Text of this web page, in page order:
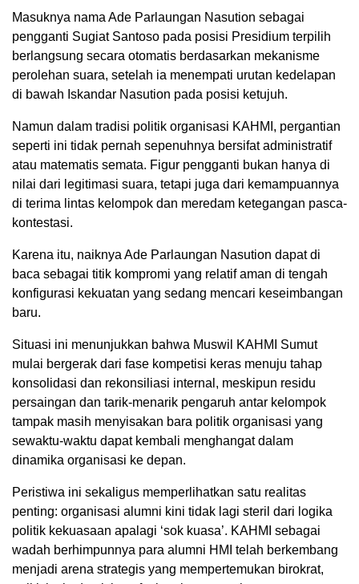
Masuknya nama Ade Parlaungan Nasution sebagai
pengganti Sugiat Santoso pada posisi Presidium terpilih
berlangsung secara otomatis berdasarkan mekanisme
perolehan suara, setelah ia menempati urutan kedelapan
di bawah Iskandar Nasution pada posisi ketujuh.
Namun dalam tradisi politik organisasi KAHMI, pergantian
seperti ini tidak pernah sepenuhnya bersifat administratif
atau matematis semata. Figur pengganti bukan hanya di
nilai dari legitimasi suara, tetapi juga dari kemampuannya
di terima lintas kelompok dan meredam ketegangan pasca-
kontestasi.
Karena itu, naiknya Ade Parlaungan Nasution dapat di
baca sebagai titik kompromi yang relatif aman di tengah
konfigurasi kekuatan yang sedang mencari keseimbangan
baru.
Situasi ini menunjukkan bahwa Muswil KAHMI Sumut
mulai bergerak dari fase kompetisi keras menuju tahap
konsolidasi dan rekonsiliasi internal, meskipun residu
persaingan dan tarik-menarik pengaruh antar kelompok
tampak masih menyisakan bara politik organisasi yang
sewaktu-waktu dapat kembali menghangat dalam
dinamika organisasi ke depan.
Peristiwa ini sekaligus memperlihatkan satu realitas
penting: organisasi alumni kini tidak lagi steril dari logika
politik kekuasaan apalagi ‘sok kuasa’. KAHMI sebagai
wadah berhimpunnya para alumni HMI telah berkembang
menjadi arena strategis yang mempertemukan birokrat,